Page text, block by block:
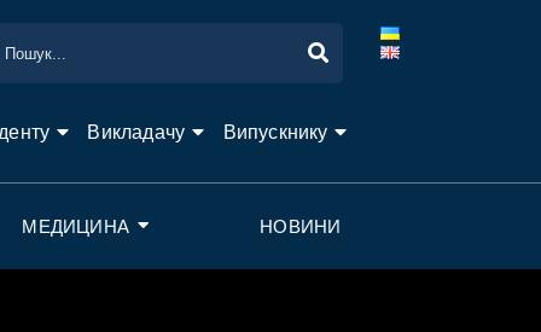
Викладачу Випускнику
МЕДИЦИНА НОВИНИ